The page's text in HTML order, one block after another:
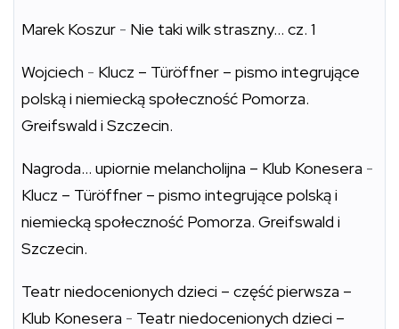
Marek Koszur - Nie taki wilk straszny… cz. 1
Wojciech - Klucz – Türöffner – pismo integrujące
polską i niemiecką społeczność Pomorza.
Greifswald i Szczecin.
Nagroda… upiornie melancholijna – Klub Konesera -
Klucz – Türöffner – pismo integrujące polską i
niemiecką społeczność Pomorza. Greifswald i
Szczecin.
Teatr niedocenionych dzieci – część pierwsza –
Klub Konesera - Teatr niedocenionych dzieci –